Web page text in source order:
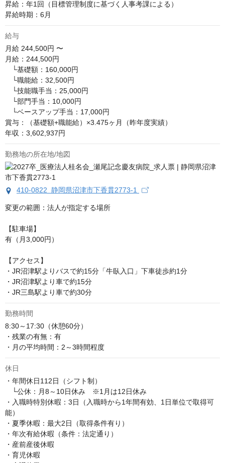
昇給：年1回（目標管理制度に基づく人事考課による）
昇給時期：6月
給与
月給 244,500円 〜
月給：244,500円
└基礎額：160,000円
└職能給：32,500円
└技能職手当：25,000円
└部門手当：10,000円
└ベースアップ手当：17,000円
賞与：（基礎額+職能給）×3.475ヶ月（昨年度実績）
年収：3,602,937円
勤務地の所在地/地図
410-0822 静岡県沼津市下香貫2773-1
変更の範囲：法人が指定する場所
【駐車場】
有（月3,000円）
【アクセス】
・JR沼津駅よりバスで約15分「牛臥入口」下車徒歩約1分
・JR沼津駅より車で約15分
・JR三島駅より車で約30分
勤務時間
8:30～17:30（休憩60分）
・残業の有無：有
・月の平均時間：2～3時間程度
休日
・年間休日112日（シフト制）
└公休：月8～10日休み　※1月は12日休み
・入職時特別休暇：3日（入職時から1年間有効、1日単位で取得可
能）
・夏季休暇：最大2日（取得条件有り）
・年次有給休暇（条件：法定通り）
・産前産後休暇
・育児休暇